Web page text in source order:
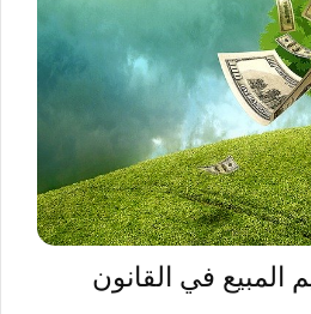
المبيع في القانون